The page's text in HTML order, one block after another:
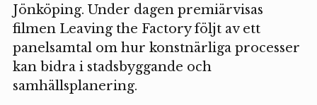
Jönköping. Under dagen premiärvisas
filmen Leaving the Factory följt av ett
panelsamtal om hur konstnärliga processer
kan bidra i stadsbyggande och
samhällsplanering.